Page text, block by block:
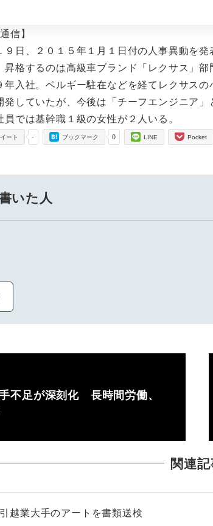
信】
日、２０１５年１月１日付の人事異動を
格するのは高級車ブランド「レクサス」部
入社。ベルギー駐在などを経てレクサス
発していたが、今後は「チーフエンジニア」
では基幹職１級の女性が２人いる。
-
ート 0
ブックマーク LINE Pocket
いた人
不足が深刻化 長時間労働、
関連
引越業大手のアートを書類送検